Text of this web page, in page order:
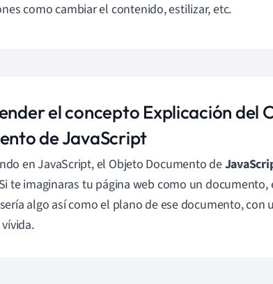
como cambiar el contenido, estilizar, etc.
el concepto Explicación del
de JavaScript
en JavaScript, el Objeto Documento de
te imaginaras tu página web como un
algo así como el plano de ese documento, con